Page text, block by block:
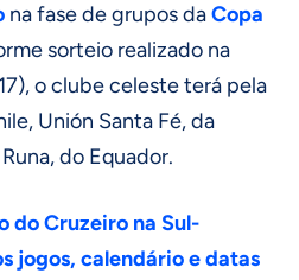
na fase de grupos daCopa
sorteio realizado na
o clube celeste terá pela
Unión Santa Fé, da
do Equador.
do Cruzeiro na Sul-
jogos, calendário e datas